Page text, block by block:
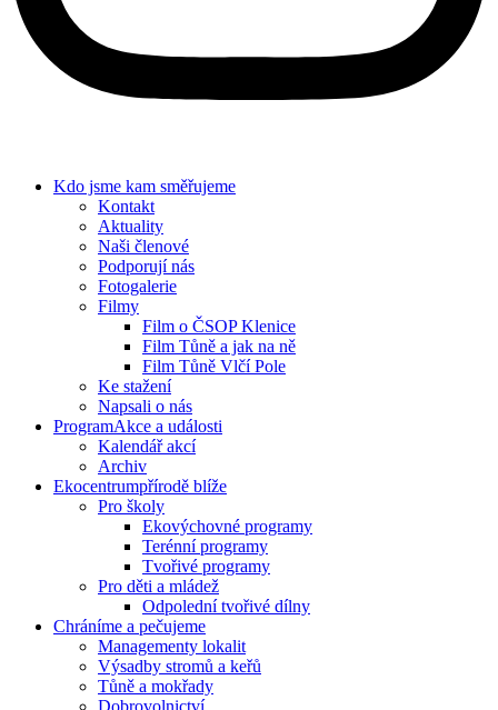
Kdo jsme kam směřujeme
Kontakt
Aktuality
Naši členové
Podporují nás
Fotogalerie
Filmy
Film o ČSOP Klenice
Film Tůně a jak na ně
Film Tůně Vlčí Pole
Ke stažení
Napsali o nás
ProgramAkce a události
Kalendář akcí
Archiv
Ekocentrumpřírodě blíže
Pro školy
Ekovýchovné programy
Terénní programy
Tvořivé programy
Pro děti a mládež
Odpolední tvořivé dílny
Chráníme a pečujeme
Managementy lokalit
Výsadby stromů a keřů
Tůně a mokřady
Dobrovolnictví